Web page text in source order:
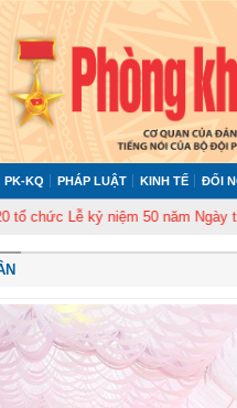
PK-KQ PHÁP LUẬT KINH TẾ ĐỐI
kỷ niệm 50 năm Ngày truyền